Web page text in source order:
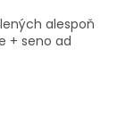
alespoň
+ seno ad